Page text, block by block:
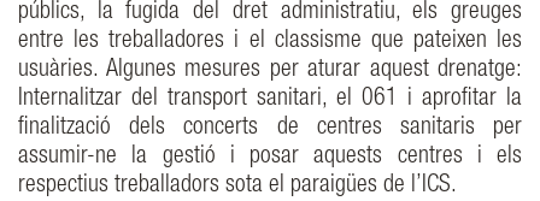
públics, la fugida del dret administratiu, els greuges
entre les treballadores i el classisme que pateixen les
usuàries. Algunes mesures per aturar aquest drenatge:
Internalitzar del transport sanitari, el 061 i aprofitar la
finalització dels concerts de centres sanitaris per
assumir-ne la gestió i posar aquests centres i els
respectius treballadors sota el paraigües de l’ICS.